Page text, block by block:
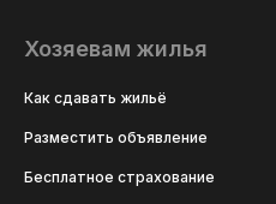
Хозяевам жилья
Как сдавать жильё
Разместить объявление
Бесплатное страхование